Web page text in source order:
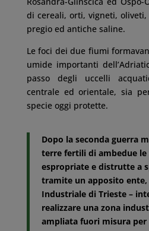
di cereali, orti, vigneti,
pregio ed antiche saline.
Le foci dei due fiumi
umide importanti
passo degli uccelli
centrale ed orientale, sia
specie oggi protette.
Dopo la seconda guerra
terre fertili di ambedue
espropriate e distrutte a
tramite un apposito ente,
Industriale di Trieste –
realizzare una zona
ampliata fuori misura per